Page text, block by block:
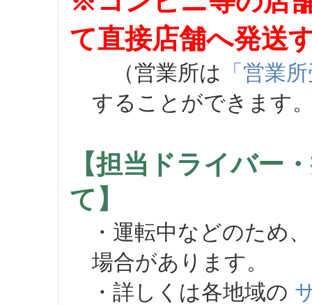
て直接店舗へ発送
（営業所は 「営業
することができます
【担当ドライバー
て】
・運転中などのため
場合があります。
・詳しくは各地域の